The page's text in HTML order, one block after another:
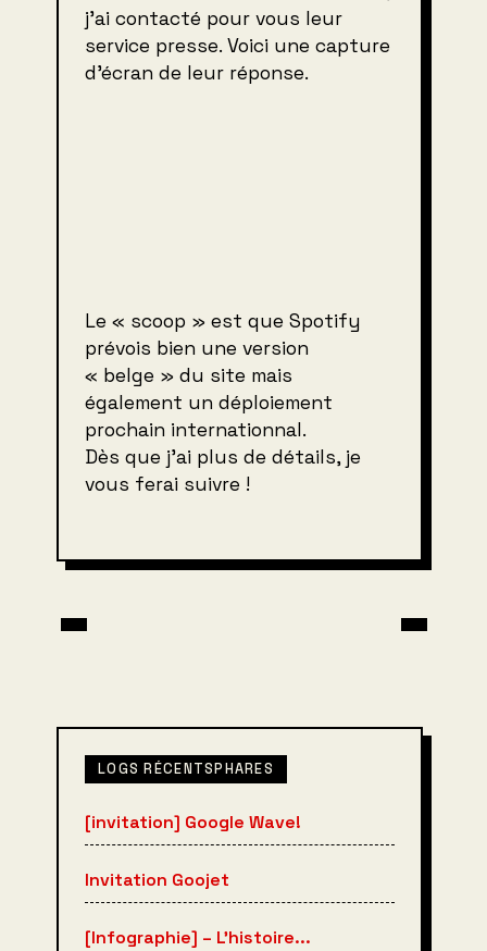
j’ai contacté pour vous leur
service presse. Voici une capture
d’écran de leur réponse.
Le « scoop » est que Spotify
prévois bien une version
« belge » du site mais
également un déploiement
prochain internationnal.
Dès que j’ai plus de détails, je
vous ferai suivre !
LOGS RÉCENTSPHARES
[invitation] Google Wave!
Invitation Goojet
[Infographie] – L’histoire...